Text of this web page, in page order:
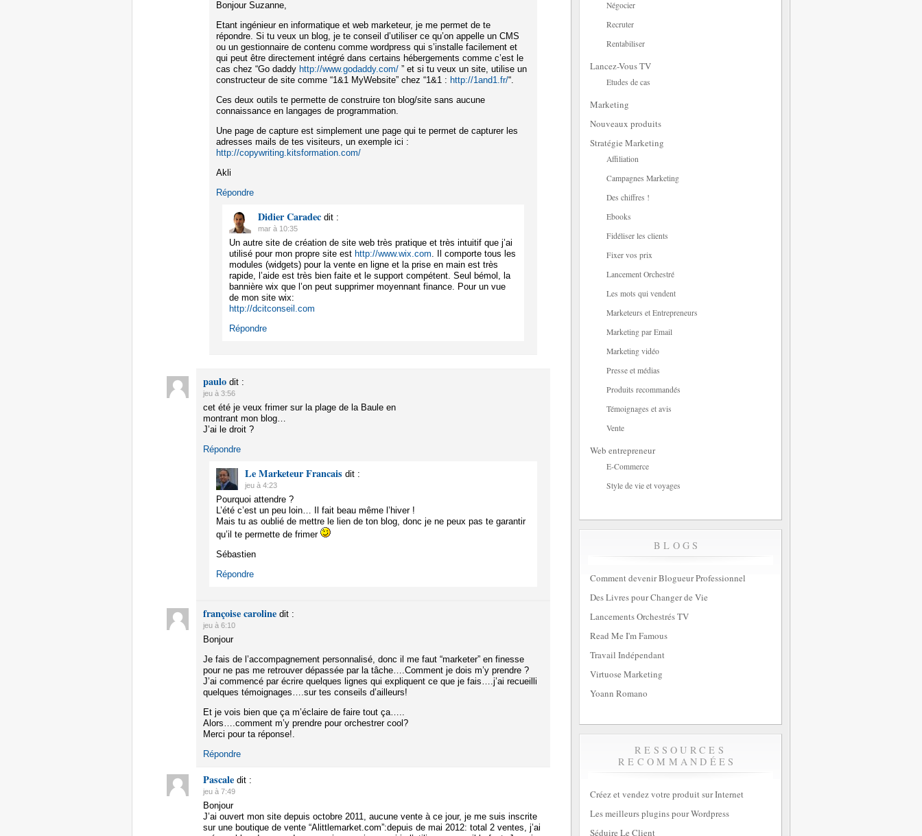
Bonjour Suzanne,
Etant ingénieur en informatique et web marketeur, je me permet de te
répondre. Si tu veux un blog, je te conseil d’utiliser ce qu’on appelle un CMS
ou un gestionnaire de contenu comme wordpress qui s’installe facilement et
qui peut être directement intégré dans certains hébergements comme c’est le
cas chez “Go daddy http://www.godaddy.com/ ” et si tu veux un site, utilise un
constructeur de site comme “1&1 MyWebsite” chez “1&1 : http://1and1.fr/“.
Ces deux outils te permette de construire ton blog/site sans aucune
connaissance en langages de programmation.
Une page de capture est simplement une page qui te permet de capturer les
adresses mails de tes visiteurs, un exemple ici :
http://copywriting.kitsformation.com/
Akli
Répondre
Didier Caradec dit :
mar à 10:35
Un autre site de création de site web très pratique et très intuitif que j’ai
utilisé pour mon propre site est http://www.wix.com. Il comporte tous les
modules (widgets) pour la vente en ligne et la prise en main est très
rapide, l’aide est très bien faite et le support compétent. Seul bémol, la
bannière wix que l’on peut supprimer moyennant finance. Pour un vue
de mon site wix:
http://dcitconseil.com
Répondre
paulo dit :
jeu à 3:56
cet été je veux frimer sur la plage de la Baule en
montrant mon blog…
J’ai le droit ?
Répondre
Le Marketeur Francais dit :
jeu à 4:23
Pourquoi attendre ?
L’été c’est un peu loin… Il fait beau même l’hiver !
Mais tu as oublié de mettre le lien de ton blog, donc je ne peux pas te garantir
qu’il te permette de frimer
Sébastien
Répondre
françoise caroline dit :
jeu à 6:10
Bonjour
Je fais de l’accompagnement personnalisé, donc il me faut “marketer” en finesse
pour ne pas me retrouver dépassée par la tâche….Comment je dois m’y prendre ?
J’ai commencé par écrire quelques lignes qui expliquent ce que je fais….j’ai recueilli
quelques témoignages….sur tes conseils d’ailleurs!
Et je vois bien que ça m’éclaire de faire tout ça…..
Alors….comment m’y prendre pour orchestrer cool?
Merci pour ta réponse!.
Répondre
Pascale dit :
jeu à 7:49
Bonjour
J’ai ouvert mon site depuis octobre 2011, aucune vente à ce jour, je me suis inscrite
sur une boutique de vente “Alittlemarket.com”:depuis de mai 2012: total 2 ventes, j’ai
Négocier
Recruter
Rentabiliser
Lancez-Vous TV
Etudes de cas
Marketing
Nouveaux produits
Stratégie Marketing
Affiliation
Campagnes Marketing
Des chiffres !
Ebooks
Fidéliser les clients
Fixer vos prix
Lancement Orchestré
Les mots qui vendent
Marketeurs et Entrepreneurs
Marketing par Email
Marketing vidéo
Presse et médias
Produits recommandés
Témoignages et avis
Vente
Web entrepreneur
E-Commerce
Style de vie et voyages
BLOGS
Comment devenir Blogueur Professionnel
Des Livres pour Changer de Vie
Lancements Orchestrés TV
Read Me I'm Famous
Travail Indépendant
Virtuose Marketing
Yoann Romano
RESSOURCES
RECOMMANDÉES
Créez et vendez votre produit sur Internet
Les meilleurs plugins pour Wordpress
Séduire Le Client